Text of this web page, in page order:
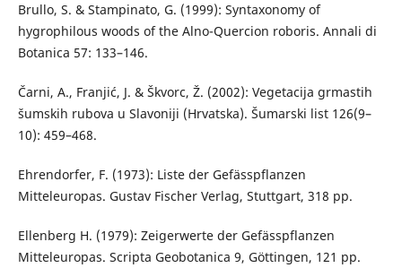
Brullo, S. & Stampinato, G. (1999): Syntaxonomy of
hygrophilous woods of the Alno-Quercion roboris. Annali di
Botanica 57: 133–146.
Čarni, A., Franjić, J. & Škvorc, Ž. (2002): Vegetacija grmastih
šumskih rubova u Slavoniji (Hrvatska). Šumarski list 126(9–
10): 459–468.
Ehrendorfer, F. (1973): Liste der Gefässpflanzen
Mitteleuropas. Gustav Fischer Verlag, Stuttgart, 318 pp.
Ellenberg H. (1979): Zeigerwerte der Gefässpflanzen
Mitteleuropas. Scripta Geobotanica 9, Göttingen, 121 pp.